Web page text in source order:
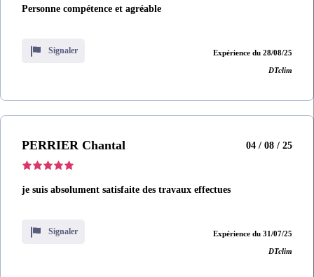
Personne compétence et agréable
Signaler Expérience du 28/08/25
DTclim
PERRIER Chantal 04 / 08 / 25
je suis absolument satisfaite des travaux effectues
Signaler Expérience du 31/07/25
DTclim